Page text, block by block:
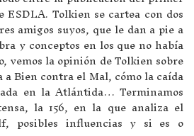
ESDLA. Tolkien se cartea con dos
amigos suyos, que le dan a pie a
y conceptos en los que no había
vemos la opinión de Tolkien sobre
Bien contra el Mal, cómo la caída
en la Atlántida… Terminamos
la 156, en la que analiza el
posibles influencias y si es o